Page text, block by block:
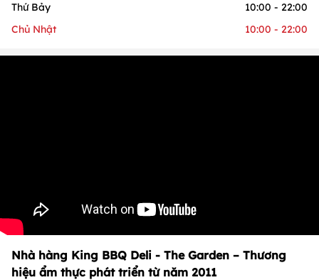
Thứ Bảy
10:00 - 22:00
Chủ Nhật
10:00 - 22:00
Nhà hàng King BBQ Deli - The Garden – Thương
hiệu ẩm thực phát triển từ năm 2011